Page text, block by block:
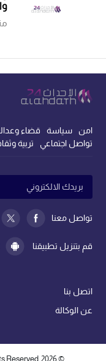
منذ
امن سياسة قضاء
تواصل اجتماعي
تربية
قم بتنزيل تطبيقنا
تواصل معنا
اتصل بنا
عن الوكالة
©
2026
Reserved